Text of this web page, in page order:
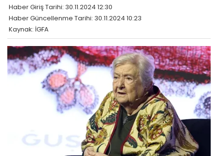
Haber Giriş Tarihi: 30.11.2024 12:30
Haber Güncellenme Tarihi: 30.11.2024 10:23
Kaynak: İGFA